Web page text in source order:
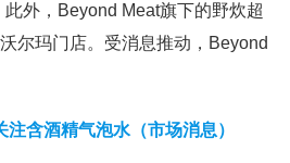
外，Beyond Meat旗下的野炊超
尔玛门店。受消息推动，Beyond
含酒精气泡水（市场消息）